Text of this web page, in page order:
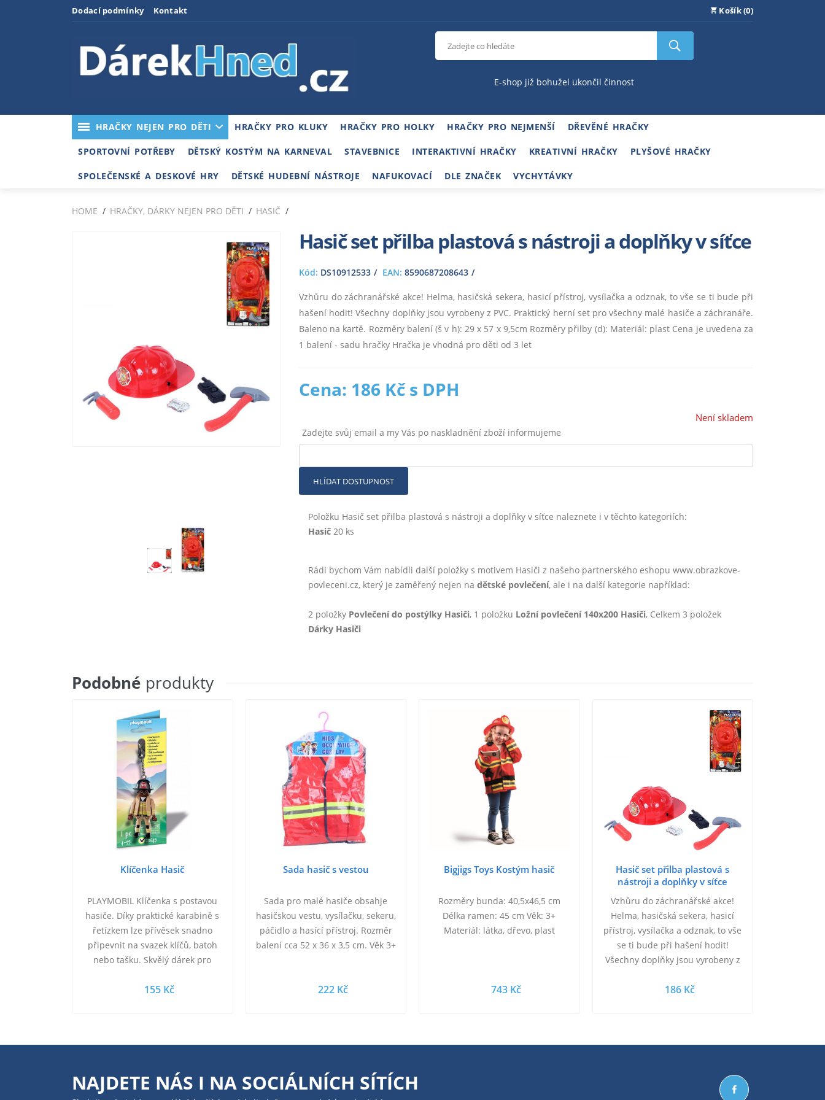
Dodací podmínky Kontakt Košík (0)
E-shop již bohužel ukončil činnost
HRAČKY NEJEN PRO DĚTI HRAČKY PRO KLUKY HRAČKY PRO HOLKY HRAČKY PRO NEJMENŠÍ DŘEVĚNÉ HRAČKY
SPORTOVNÍ POTŘEBY DĚTSKÝ KOSTÝM NA KARNEVAL STAVEBNICE INTERAKTIVNÍ HRAČKY KREATIVNÍ HRAČKY PLYŠOVÉ HRAČKY
SPOLEČENSKÉ A DESKOVÉ HRY DĚTSKÉ HUDEBNÍ NÁSTROJE NAFUKOVACÍ DLE ZNAČEK VYCHYTÁVKY
HOME HRAČKY, DÁRKY NEJEN PRO DĚTI HASIČ
Hasič set přilba plastová s nástroji a doplňky v síťce
Kód: DS10912533 EAN: 8590687208643
Vzhůru do záchranářské akce! Helma, hasičská sekera, hasicí přístroj, vysílačka a odznak, to vše se ti bude při
hašení hodit! Všechny doplňky jsou vyrobeny z PVC. Praktický herní set pro všechny malé hasiče a záchranáře.
Baleno na kartě. Rozměry balení (š v h): 29 x 57 x 9,5cm Rozměry přilby (d): Materiál: plast Cena je uvedena za
1 balení - sadu hračky Hračka je vhodná pro děti od 3 let
Cena: 186 Kč s DPH
Není skladem
Zadejte svůj email a my Vás po naskladnění zboží informujeme
HLÍDAT DOSTUPNOST
Položku Hasič set přilba plastová s nástroji a doplňky v síťce naleznete i v těchto kategoriích:
Hasič20 ks
Rádi bychom Vám nabídli další položky s motivem Hasiči z našeho partnerského eshopu www.obrazkove-
povleceni.cz, který je zaměřený nejen na dětské povlečení, ale i na další kategorie například:
2 položky Povlečení do postýlky Hasiči, 1 položku Ložní povlečení 140x200 Hasiči, Celkem 3 položek
Dárky Hasiči
Podobné produkty
Klíčenka Hasič
PLAYMOBIL Klíčenka s postavou
hasiče. Díky praktické karabině s
řetízkem lze přívěsek snadno
připevnit na svazek klíčů, batoh
nebo tašku. Skvělý dárek pro
Výška figurky:…
155 Kč
Sada hasič s vestou
Sada pro malé hasiče obsahje
hasičskou vestu, vysílačku, sekeru,
páčidlo a hasící přístroj. Rozměr
balení cca 52 x 36 x 3,5 cm. Věk 3+
222 Kč
Bigjigs Toys Kostým hasič
Rozměry bunda: 40,5x46,5 cm
Délka ramen: 45 cm Věk: 3+
Materiál: látka, dřevo, plast
743 Kč
Hasič set přilba plastová s
nástroji a doplňky v síťce
Vzhůru do záchranářské akce!
Helma, hasičská sekera, hasicí
přístroj, vysílačka a odznak, to vše
se ti bude při hašení hodit!
Všechny doplňky jsou vyrobeny z
všechny malé…
186 Kč
NAJDETE NÁS I NA SOCIÁLNÍCH SÍTÍCH